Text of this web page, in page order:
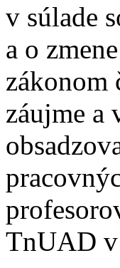
v súlade
a o
zákonom
záujme a
TnUAD